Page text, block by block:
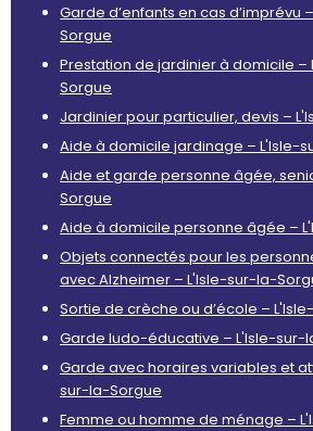
Garde d’enfants en cas d’imprévu
Sorgue
Prestation de jardinier à domicile –
Sorgue
Jardinier pour particulier, devis –
Aide à domicile jardinage – L'Isle-
Aide et garde personne âgée,
Sorgue
Aide à domicile personne âgée –
Objets connectés pour les
avec Alzheimer – L'Isle-sur-la-
Sortie de crèche ou d’école –
Garde ludo-éducative – L'Isle-sur-
Garde avec horaires variables et
sur-la-Sorgue
Femme ou homme de ménage –